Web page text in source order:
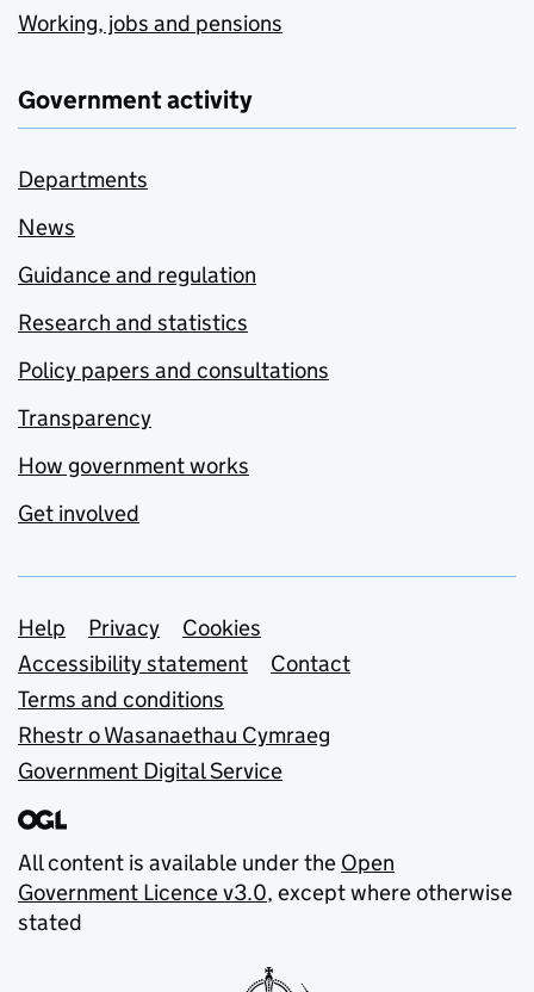
Working, jobs and pensions
Government activity
Departments
News
Guidance and regulation
Research and statistics
Policy papers and consultations
Transparency
How government works
Get involved
Support links
Help Privacy
Cookies
Accessibility statement
Contact
Terms and conditions
Rhestr o Wasanaethau Cymraeg
Government Digital Service
All content is available under the Open
Government Licence v3.0, except where otherwise
stated